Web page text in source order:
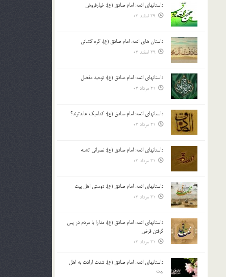
داستانهای ائمه: امام صادق (ع): خیارفروش
29 اسفند 03
داستان های ائمه: امام صادق (ع): گره گشائی
29 اسفند 03
داستانهای ائمه: امام صادق (ع): توحید مفضل
21 مرداد 03
داستانهای ائمه: امام صادق (ع): کدامیک عابدترند؟
21 مرداد 03
داستانهای ائمه: امام صادق (ع): نصرانی تشنه
21 مرداد 03
داستانهای ائمه: امام صادق (ع): دوستی اهل بیت
21 مرداد 03
داستانهای ائمه: امام صادق (ع): مدارا با مردم در پس
گرفتن قرض
21 مرداد 03
داستانهای ائمه: امام صادق (ع): شدت ارادت به اهل
بیت